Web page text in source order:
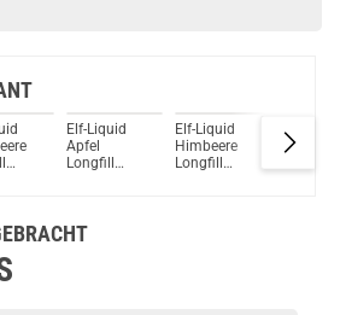
Elf-Liquid
Apfel
Longfill
Elf-Liquid
Himbeere
Longfill
Elf-